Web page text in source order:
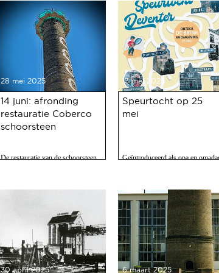
28 mei 2025
14 juni: afronding
restauratie Coberco
schoorsteen
De restauratie van de schoorsteen
13 mei 2025
Speurtocht op 25
mei
Geïntroduceerd als opa en
30 april 2025 6 maart 2025